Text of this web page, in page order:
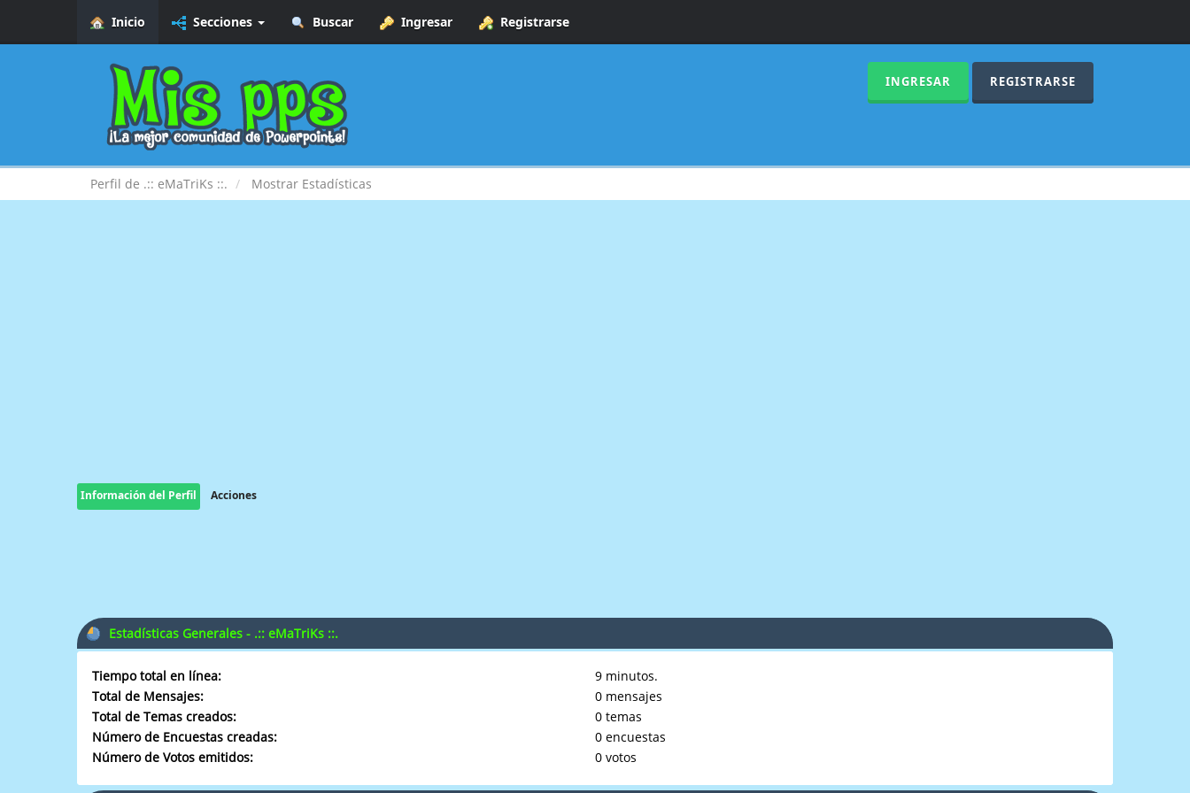
Inicio Secciones Buscar Ingresar Registrarse
INGRESAR REGISTRARSE
Perfil de .:: eMaTriKs ::. Mostrar Estadísticas
Información del Perfil Acciones
Estadísticas Generales - .:: eMaTriKs ::.
Tiempo total en línea:
9 minutos.
Total de Mensajes:
0 mensajes
Total de Temas creados:
0 temas
Número de Encuestas creadas:
0 encuestas
Número de Votos emitidos:
0 votos